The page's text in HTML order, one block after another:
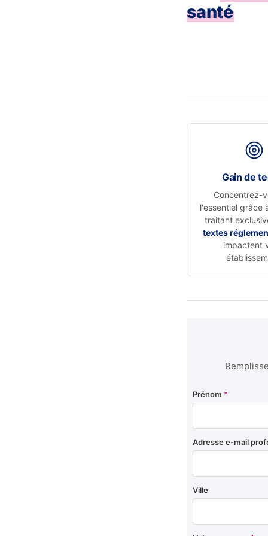
santé
Gain de
Concentrez-
l'essentiel grâce
traitant
textes
impactent
Prénom *
Adresse e-mail
Ville